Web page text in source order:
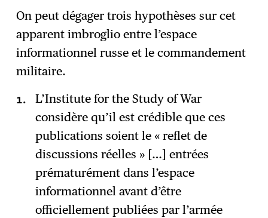
On peut dégager trois hypothèses sur cet
apparent imbroglio entre l’espace
informationnel russe et le commandement
militaire.
L’Institute for the Study of War
considère qu’il est crédible que ces
publications soient le « reflet de
discussions réelles » […] entrées
prématurément dans l’espace
informationnel avant d’être
officiellement publiées par l’armée